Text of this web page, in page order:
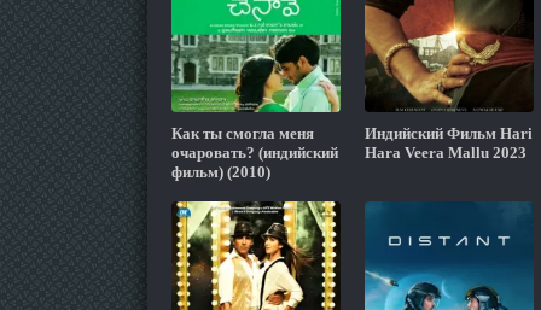
Как ты смогла меня
очаровать? (индийский
фильм) (2010)
Индийский Фильм Hari
Hara Veera Mallu 2023